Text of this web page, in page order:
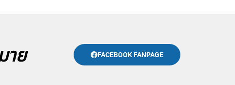
าย FACEBOOK FANPAGE